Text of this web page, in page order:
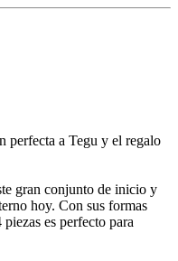
perfecta a Tegu y el regalo
gran conjunto de inicio y
hoy. Con sus formas
es perfecto para